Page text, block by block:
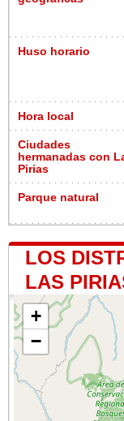
Huso horario
Hora local
Ciudades
hermanadas con
Pirias
Parque natural
LOS
LAS
+
−